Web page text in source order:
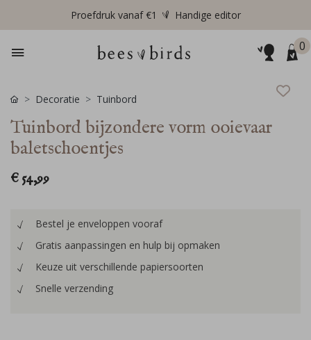
Proefdruk vanaf €1 Handige editor
0
Decoratie Tuinbord
Tuinbord bijzondere vorm ooievaar
baletschoentjes
€ 54,99
Bestel je enveloppen vooraf
Gratis aanpassingen en hulp bij opmaken
Keuze uit verschillende papiersoorten
Snelle verzending